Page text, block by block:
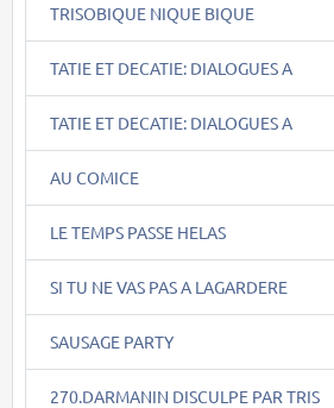
TRISOBIQUE NIQUE BIQUE
TATIE ET DECATIE: DIALOGUES A
TATIE ET DECATIE: DIALOGUES A
AU COMICE
LE TEMPS PASSE HELAS
SI TU NE VAS PAS A LAGARDERE
SAUSAGE PARTY
270.DARMANIN DISCULPE PAR TRIS